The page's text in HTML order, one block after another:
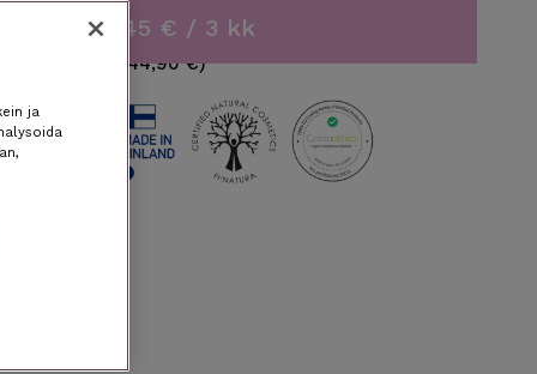
TILAA 22,45 € / 3 kk
(norm. 44,90 €)
ja